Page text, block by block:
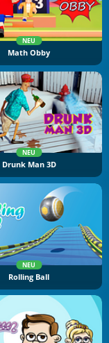
NEU
Math Obby
NEU
Drunk Man 3D
NEU
Rolling Ball